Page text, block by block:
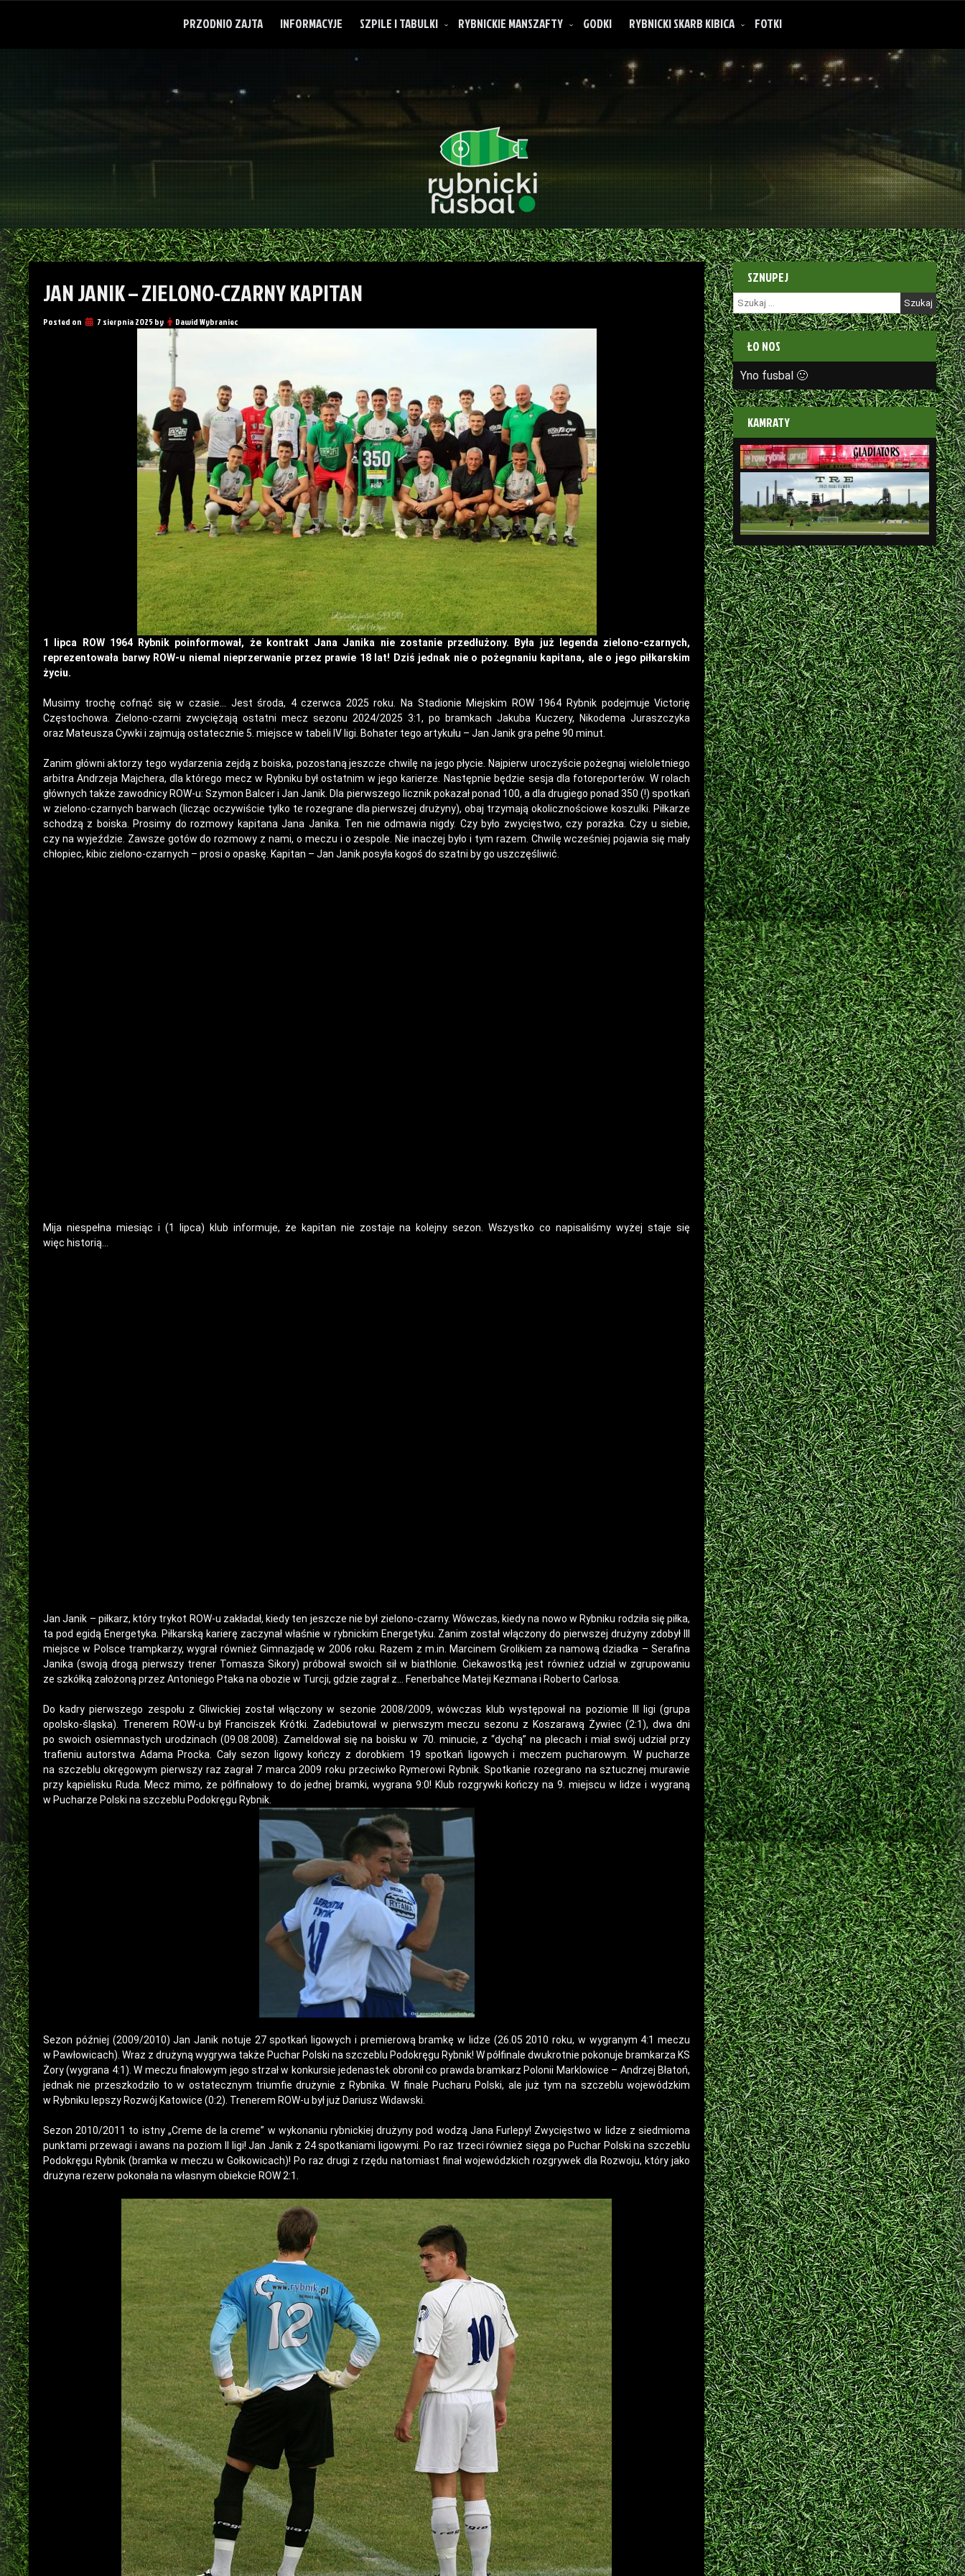
PRZODNIO ZAJTA INFORMACYJE SZPILE I TABULKI RYBNICKIE MANSZAFTY GODKI RYBNICKI SKARB KIBICA FOTKI
O rybnickich manszaftach
JAN JANIK – ZIELONO-CZARNY KAPITAN
Posted on 7 sierpnia 2025by Dawid Wybraniec
1 lipca ROW 1964 Rybnik poinformował, że kontrakt Jana Janika nie zostanie przedłużony. Była już legenda zielono-czarnych,
reprezentowała barwy ROW-u niemal nieprzerwanie przez prawie 18 lat! Dziś jednak nie o pożegnaniu kapitana, ale o jego piłkarskim
życiu.
Musimy trochę cofnąć się w czasie… Jest środa, 4 czerwca 2025 roku. Na Stadionie Miejskim ROW 1964 Rybnik podejmuje Victorię
Częstochowa. Zielono-czarni zwyciężają ostatni mecz sezonu 2024/2025 3:1, po bramkach Jakuba Kuczery, Nikodema Juraszczyka
oraz Mateusza Cywki i zajmują ostatecznie 5. miejsce w tabeli IV ligi. Bohater tego artykułu – Jan Janik gra pełne 90 minut.
Zanim główni aktorzy tego wydarzenia zejdą z boiska, pozostaną jeszcze chwilę na jego płycie. Najpierw uroczyście pożegnaj wieloletniego
arbitra Andrzeja Majchera, dla którego mecz w Rybniku był ostatnim w jego karierze. Następnie będzie sesja dla fotoreporterów. W rolach
głównych także zawodnicy ROW-u: Szymon Balcer i Jan Janik. Dla pierwszego licznik pokazał ponad 100, a dla drugiego ponad 350 (!) spotkań
w zielono-czarnych barwach (licząc oczywiście tylko te rozegrane dla pierwszej drużyny), obaj trzymają okolicznościowe koszulki. Piłkarze
schodzą z boiska. Prosimy do rozmowy kapitana Jana Janika. Ten nie odmawia nigdy. Czy było zwycięstwo, czy porażka. Czy u siebie,
czy na wyjeździe. Zawsze gotów do rozmowy z nami, o meczu i o zespole. Nie inaczej było i tym razem. Chwilę wcześniej pojawia się mały
chłopiec, kibic zielono-czarnych – prosi o opaskę. Kapitan – Jan Janik posyła kogoś do szatni by go uszczęśliwić.
Mija niespełna miesiąc i (1 lipca) klub informuje, że kapitan nie zostaje na kolejny sezon. Wszystko co napisaliśmy wyżej staje się
więc historią…
Jan Janik – piłkarz, który trykot ROW-u zakładał, kiedy ten jeszcze nie był zielono-czarny. Wówczas, kiedy na nowo w Rybniku rodziła się piłka,
ta pod egidą Energetyka. Piłkarską karierę zaczynał właśnie w rybnickim Energetyku. Zanim został włączony do pierwszej drużyny zdobył III
miejsce w Polsce trampkarzy, wygrał również Gimnazjadę w 2006 roku. Razem z m.in. Marcinem Grolikiem za namową dziadka – Serafina
Janika (swoją drogą pierwszy trener Tomasza Sikory) próbował swoich sił w biathlonie. Ciekawostką jest również udział w zgrupowaniu
ze szkółką założoną przez Antoniego Ptaka na obozie w Turcji, gdzie zagrał z… Fenerbahce Mateji Kezmana i Roberto Carlosa.
Do kadry pierwszego zespołu z Gliwickiej został włączony w sezonie 2008/2009, wówczas klub występował na poziomie III ligi (grupa
opolsko-śląska). Trenerem ROW-u był Franciszek Krótki. Zadebiutował w pierwszym meczu sezonu z Koszarawą Żywiec (2:1), dwa dni
po swoich osiemnastych urodzinach (09.08.2008). Zameldował się na boisku w 70. minucie, z “dychą” na plecach i miał swój udział przy
trafieniu autorstwa Adama Procka. Cały sezon ligowy kończy z dorobkiem 19 spotkań ligowych i meczem pucharowym. W pucharze
na szczeblu okręgowym pierwszy raz zagrał 7 marca 2009 roku przeciwko Rymerowi Rybnik. Spotkanie rozegrano na sztucznej murawie
przy kąpielisku Ruda. Mecz mimo, że półfinałowy to do jednej bramki, wygrana 9:0! Klub rozgrywki kończy na 9. miejscu w lidze i wygraną
w Pucharze Polski na szczeblu Podokręgu Rybnik.
Sezon później (2009/2010) Jan Janik notuje 27 spotkań ligowych i premierową bramkę w lidze (26.05 2010 roku, w wygranym 4:1 meczu
w Pawłowicach). Wraz z drużyną wygrywa także Puchar Polski na szczeblu Podokręgu Rybnik! W półfinale dwukrotnie pokonuje bramkarza KS
Żory (wygrana 4:1). W meczu finałowym jego strzał w konkursie jedenastek obronił co prawda bramkarz Polonii Marklowice – Andrzej Błatoń,
jednak nie przeszkodziło to w ostatecznym triumfie drużynie z Rybnika. W finale Pucharu Polski, ale już tym na szczeblu wojewódzkim
w Rybniku lepszy Rozwój Katowice (0:2). Trenerem ROW-u był już Dariusz Widawski.
Sezon 2010/2011 to istny „Creme de la creme” w wykonaniu rybnickiej drużyny pod wodzą Jana Furlepy! Zwycięstwo w lidze z siedmioma
punktami przewagi i awans na poziom II ligi! Jan Janik z 24 spotkaniami ligowymi. Po raz trzeci również sięga po Puchar Polski na szczeblu
Podokręgu Rybnik (bramka w meczu w Gołkowicach)! Po raz drugi z rzędu natomiast finał wojewódzkich rozgrywek dla Rozwoju, który jako
drużyna rezerw pokonała na własnym obiekcie ROW 2:1.
SZNUPEJ
Szukaj:
ŁO NOS
Yno fusbal 🙂
KAMRATY